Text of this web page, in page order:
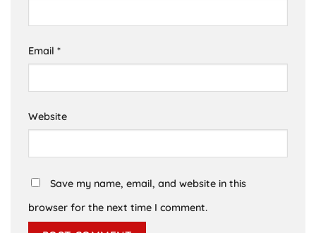
Email *
Website
Save my name, email, and website in this
browser for the next time I comment.